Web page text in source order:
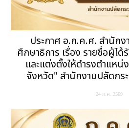
ประกาศ อ.ก.ค.ศ. สำนัก
ศึกษาธิการ เรื่อง รายชื่อผู้ไ
และแต่งตั้งให้ดำรงตำแห
จังหวัด" สำนักงานปลัดกร
24 ก.ค. 2569